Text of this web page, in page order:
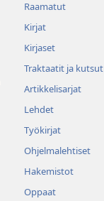
Raamatut
Kirjat
Kirjaset
Traktaatit ja kutsut
Artikkelisarjat
Lehdet
Työkirjat
Ohjelmalehtiset
Hakemistot
Oppaat